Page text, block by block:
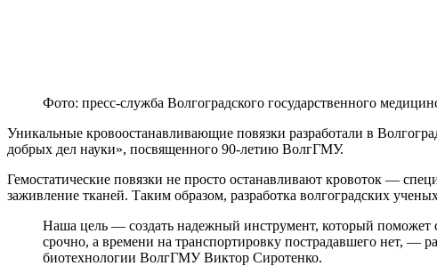
Фото: пресс-служба Волгоградского государственного
Уникальные кровоостанавливающие повязки разработали в
добрых дел науки», посвященного 90-летию ВолгГМУ.
Гемостатические повязки не просто останавливают кровоток —
заживление тканей. Таким образом, разработка волгоградских
Наша цель — создать надежный инструмент, который
срочно, а времени на транспортировку пострадавшего нет, —
биотехнологии ВолгГМУ Виктор Сиротенко.